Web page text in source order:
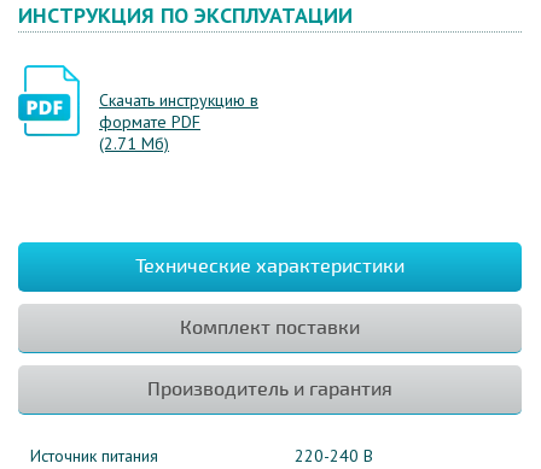
ИНСТРУКЦИЯ ПО ЭКСПЛУАТАЦИИ
Скачать инструкцию в
формате PDF
(2.71 Мб)
Технические характеристики
Комплект поставки
Производитель и гарантия
Источник питания
220-240 В